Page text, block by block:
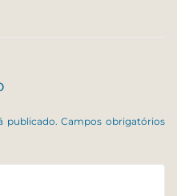
publicado. Campos obrigatórios